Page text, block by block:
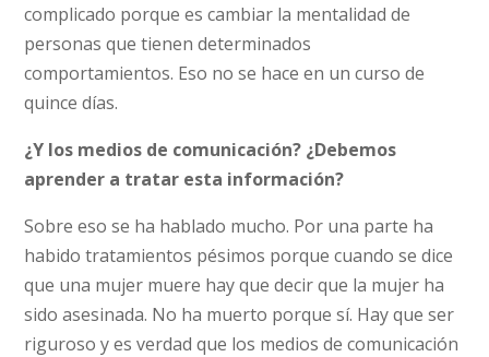
complicado porque es cambiar la mentalidad de
personas que tienen determinados
comportamientos. Eso no se hace en un curso de
quince días.
¿Y los medios de comunicación? ¿Debemos
aprender a tratar esta información?
Sobre eso se ha hablado mucho. Por una parte ha
habido tratamientos pésimos porque cuando se dice
que una mujer muere hay que decir que la mujer ha
sido asesinada. No ha muerto porque sí. Hay que ser
riguroso y es verdad que los medios de comunicación